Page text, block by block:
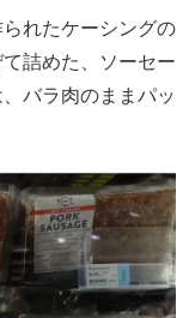
れたケーシングの
詰めた、ソーセー
バラ肉のままパッ